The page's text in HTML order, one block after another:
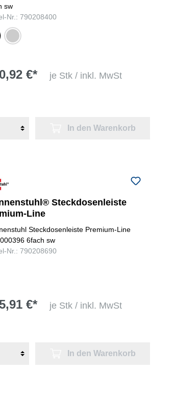
sw
Nr.: 790208400
schwarz
€* je Stk / inkl. MwSt
In den Warenkorb
Steckdosenleiste
Line
Steckdosenleiste Premium-Line
6fach sw
Nr.: 790208690
€* je Stk / inkl. MwSt
In den Warenkorb